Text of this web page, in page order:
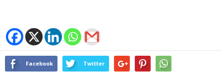
Facebook Twitter